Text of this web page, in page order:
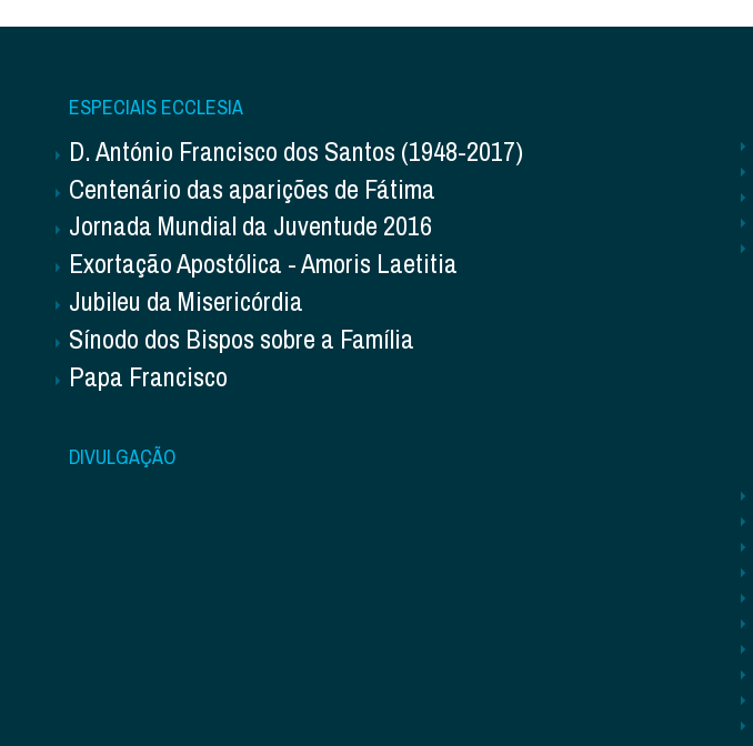
ESPECIAIS ECCLESIA
D. António Francisco dos Santos (1948-2017)
Centenário das aparições de Fátima
Jornada Mundial da Juventude 2016
Exortação Apostólica - Amoris Laetitia
Jubileu da Misericórdia
Sínodo dos Bispos sobre a Família
Papa Francisco
DIVULGAÇÃO